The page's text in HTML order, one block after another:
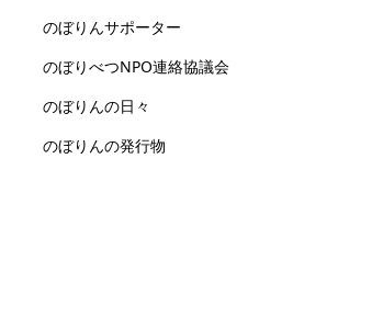
のぼりんサポーター
のぼりべつNPO連絡協議会
のぼりんの日々
のぼりんの発行物